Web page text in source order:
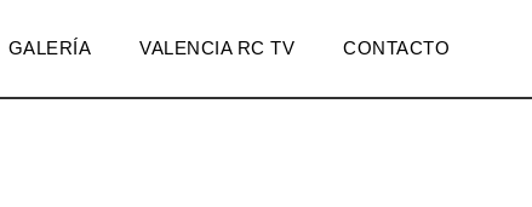
GALERÍA VALENCIA RC TV CONTACTO